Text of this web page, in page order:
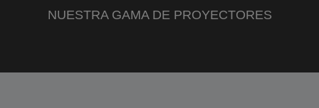
NUESTRA GAMA DE PROYECTORES